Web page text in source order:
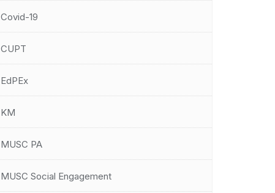
Covid-19
CUPT
EdPEx
KM
MUSC PA
MUSC Social Engagement